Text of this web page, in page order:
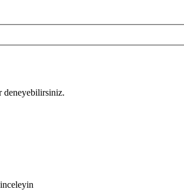
deneyebilirsiniz.